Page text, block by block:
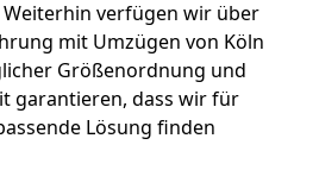
verfügen wir über
mit Umzügen von Köln
Größenordnung und
garantieren, dass wir für
Lösung finden